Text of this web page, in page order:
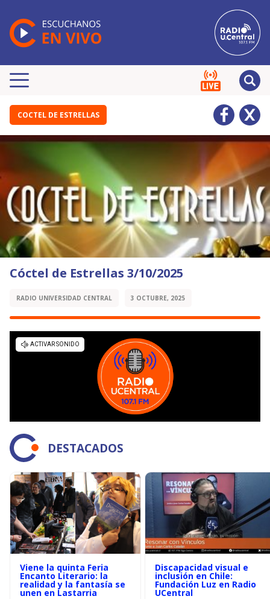
COCTEL DE ESTRELLAS
Cóctel de Estrellas 3/10/2025
RADIO UNIVERSIDAD CENTRAL 3 OCTUBRE, 2025
DESTACADOS
Viene la quinta Feria
Encanto Literario: la
realidad y la fantasía se
unen en Lastarria
Discapacidad visual e
inclusión en Chile:
Fundación Luz en Radio
UCentral